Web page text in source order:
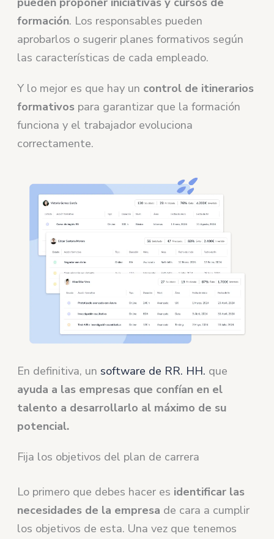
formación. Los responsables pueden
aprobarlos o sugerir planes formativos según
las características de cada empleado.
Y lo mejor es que hay un control de itinerarios
formativos para garantizar que la formación
funciona y el trabajador evoluciona
correctamente.
En definitiva, un software de RR. HH. que
ayuda a las empresas que confían en el
talento a desarrollarlo al máximo de su
potencial.
Fija los objetivos del plan de carrera
Lo primero que debes hacer es identificar las
necesidades de la empresa de cara a cumplir
los objetivos de esta. Una vez que tenemos